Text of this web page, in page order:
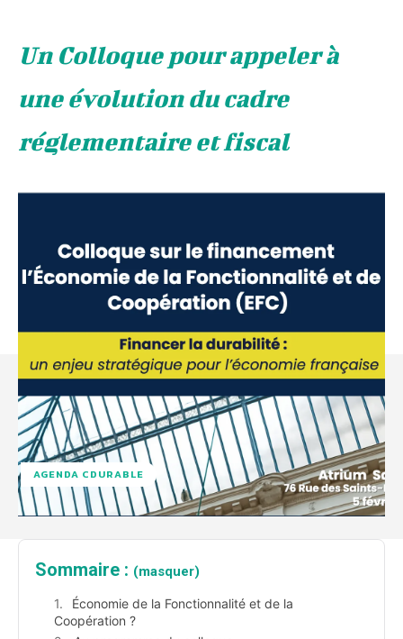
Un Colloque pour appeler à
une évolution du cadre
réglementaire et fiscal
AGENDA CDURABLE
Sommaire : (masquer)
Économie de la Fonctionnalité et de la
Coopération ?